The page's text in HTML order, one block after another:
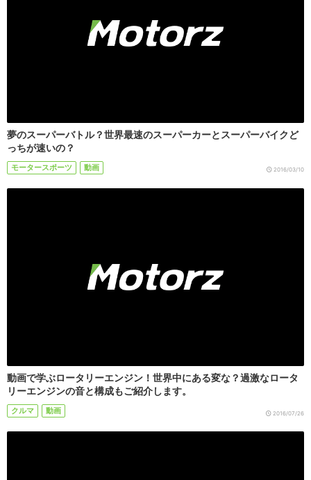
夢のスーパーバトル？世界最速のスーパーカーとスーパーバイクど
っちが速いの？
モータースポーツ 動画 2016/03/10
動画で学ぶロータリーエンジン！世界中にある変な？過激なロータ
リーエンジンの音と構成もご紹介します。
クルマ 動画 2016/07/26